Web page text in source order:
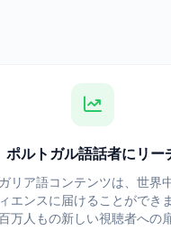
ポルトガル語話者にリー
リア語コンテンツは、世界
エンスに届けることができ
万人もの新しい視聴者への